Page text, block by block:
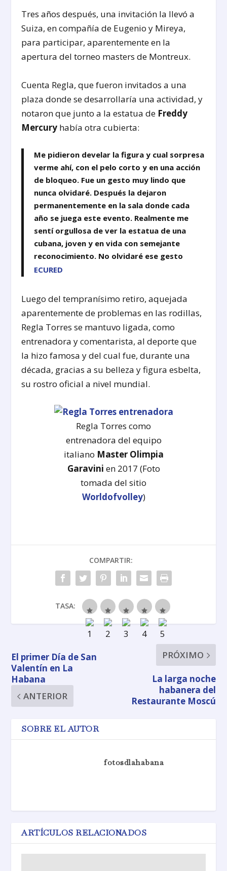
Tres años después, una invitación la llevó a
Suiza, en compañía de Eugenio y Mireya,
para participar, aparentemente en la
apertura del torneo masters de Montreux.
Cuenta Regla, que fueron invitados a una
plaza donde se desarrollaría una actividad, y
notaron que junto a la estatua de Freddy
Mercury había otra cubierta:
Me pidieron develar la figura y cual sorpresa
verme ahí, con el pelo corto y en una acción
de bloqueo. Fue un gesto muy lindo que
nunca olvidaré. Después la dejaron
permanentemente en la sala donde cada
año se juega este evento. Realmente me
sentí orgullosa de ver la estatua de una
cubana, joven y en vida con semejante
reconocimiento. No olvidaré ese gesto
ECURED
Luego del tempranísimo retiro, aquejada
aparentemente de problemas en las rodillas,
Regla Torres se mantuvo ligada, como
entrenadora y comentarista, al deporte que
la hizo famosa y del cual fue, durante una
década, gracias a su belleza y figura esbelta,
su rostro oficial a nivel mundial.
Regla Torres como
entrenadora del equipo
italiano Master Olimpia
Garavini en 2017 (Foto
tomada del sitio
Worldofvolley)
COMPARTIR:
TASA:
El primer Día de San
Valentín en La
Habana
ANTERIOR
PRÓXIMO
La larga noche
habanera del
Restaurante Moscú
SOBRE EL AUTOR
fotosdlahabana
ARTÍCULOS RELACIONADOS